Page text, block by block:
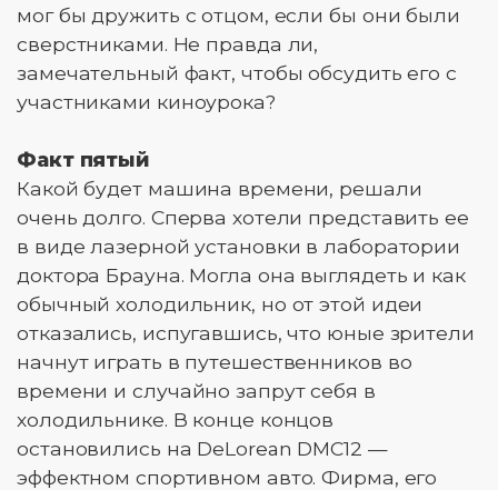
мог бы дружить с отцом, если бы они были
сверстниками. Не правда ли,
замечательный факт, чтобы обсудить его с
участниками киноурока?
Факт пятый
Какой будет машина времени, решали
очень долго. Сперва хотели представить ее
в виде лазерной установки в лаборатории
доктора Брауна. Могла она выглядеть и как
обычный холодильник, но от этой идеи
отказались, испугавшись, что юные зрители
начнут играть в путешественников во
времени и случайно запрут себя в
холодильнике. В конце концов
остановились на DeLorean DMC12 —
эффектном спортивном авто. Фирма, его